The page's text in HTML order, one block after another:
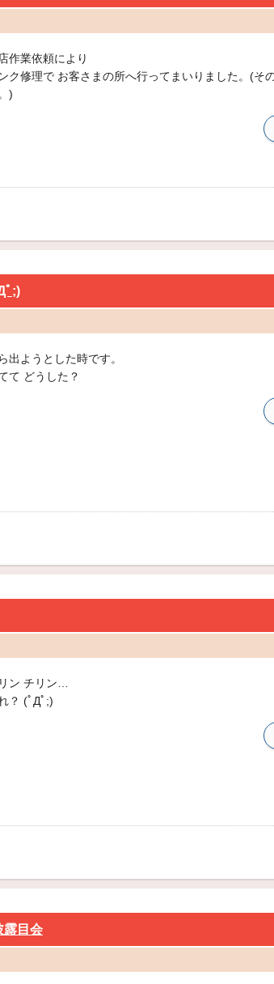
作業依頼により
ク修理で お客さまの所へ行ってまいりました。(そ
)
ﾟ;)
出ようとした時です。
て どうした？
ン チリン…
？ (ﾟДﾟ;)
露目会